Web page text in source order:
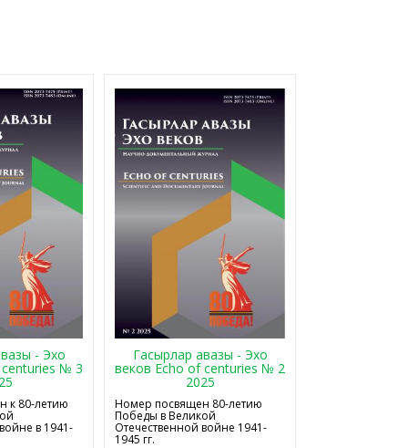
- Эхо
№ 3
к 80-летию
в 1941-
Гасырлар авазы - Эхо
веков Echo of centuries № 2
2025
Номер посвящен 80-летию
Победы в Великой
Отечественной войне 1941-
1945 гг.